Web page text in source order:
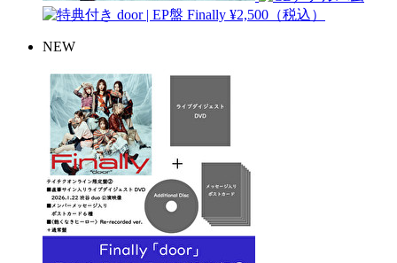
door | EP盤 Finally ¥2,500（税込）
NEW